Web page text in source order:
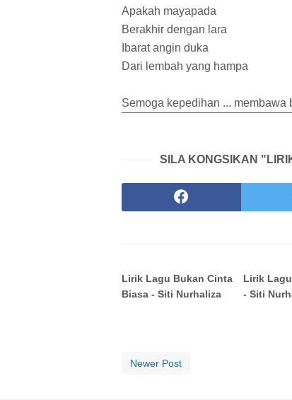
Apakah mayapada
Berakhir dengan lara
Ibarat angin duka
Dari lembah yang hampa
Semoga kepedihan ... membawa
SILA KONGSIKAN
Lirik Lagu Bukan Cinta
Biasa - Siti Nurhaliza
Lirik
- Siti
Newer Post